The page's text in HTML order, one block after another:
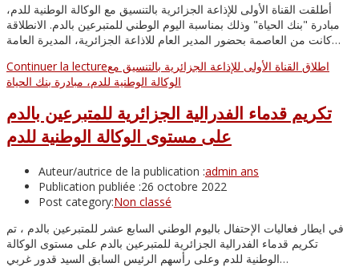
أطلقت القناة الأولى للإذاعة الجزائرية بالتنسيق مع الوكالة الوطنية للدم،
مبادرة "بنك الحياة" وذلك بمناسبة اليوم الوطني للمتبرعين بالدم. الانطلاقة
كانت من العاصمة بحضور المدير العام للاذاعة الجزائرية، المديرة العامة…
Continuer la lectureاطلاق القناة الأولى للإذاعة الجزائرية بالتنسيق مع
الوكالة الوطنية للدم، مبادرة بنك الحياة
تكريم قدماء الفدرالية الجزائرية للمتبرعين بالدم
على مستوى الوكالة الوطنية للدم
Auteur/autrice de la publication :admin ans
Publication publiée :26 octobre 2022
Post category:Non classé
في ايطار فعاليات الإحتفال باليوم الوطني السابع عشر للمتبرعين بالدم ، تم
تكريم قدماء الفدرالية الجزائرية للمتبرعين بالدم على مستوى الوكالة
الوطنية للدم وعلى رأسهم الرئيس السابق السيد قدور غربي…